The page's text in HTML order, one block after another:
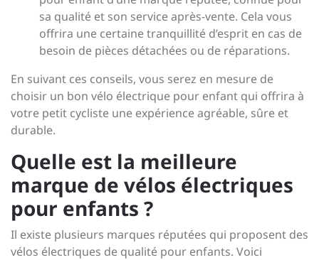
sa qualité et son service après-vente. Cela vous
offrira une certaine tranquillité d’esprit en cas de
besoin de pièces détachées ou de réparations.
En suivant ces conseils, vous serez en mesure de
choisir un bon vélo électrique pour enfant qui offrira à
votre petit cycliste une expérience agréable, sûre et
durable.
Quelle est la meilleure
marque de vélos électriques
pour enfants ?
Il existe plusieurs marques réputées qui proposent des
vélos électriques de qualité pour enfants. Voici